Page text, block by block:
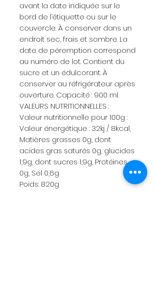
avant la date indiquée sur le
bord de l’étiquette ou sur le
couvercle. À conserver dans un
endroit sec, frais et sombre. La
date de péremption correspond
au numéro de lot. Contient du
sucre et un édulcorant. À
conserver au réfrigérateur après
ouverture. Capacité : 900 ml.
VALEURS NUTRITIONNELLES :
Valeur nutritionnelle pour 100g :
Valeur énergétique : 32kj / 8kcal,
Matières grasses 0g, dont
acides gras saturés 0g, glucides
1,9g, dont sucres 1,9g, Protéines
0g, Sel 0,6g
Poids: 820g